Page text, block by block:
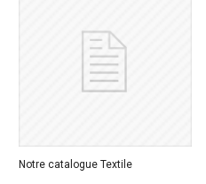
Notre catalogue Textile